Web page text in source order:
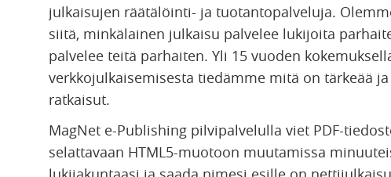
julkaisujen räätälöinti- ja tuotantopalveluja.
siitä, minkälainen julkaisu palvelee lukijoita
palvelee teitä parhaiten. Yli 15 vuoden
verkkojulkaisemisesta tiedämme mitä on tärkeää
ratkaisut.
MagNet e-Publishing pilvipalvelulla viet PDF-
selattavaan HTML5-muotoon muutamissa